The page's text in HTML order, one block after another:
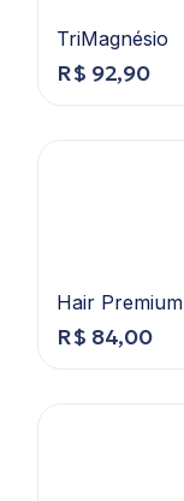
TriMagnésio
R$ 92,90
Hair Premium
R$ 84,00